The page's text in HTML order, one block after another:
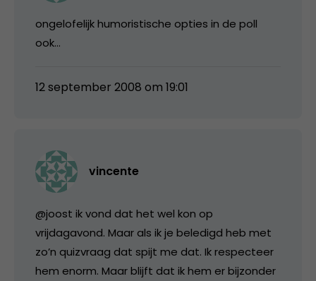
ongelofelijk humoristische opties in de poll
ook…
12 september 2008 om 19:01
vincente
@joost ik vond dat het wel kon op
vrijdagavond. Maar als ik je beledigd heb met
zo’n quizvraag dat spijt me dat. Ik respecteer
hem enorm. Maar blijft dat ik hem er bijzonder